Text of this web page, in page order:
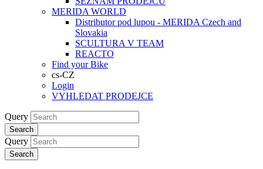
MERIDA WORLD
Distributor pod lupou - MERIDA Czech and
Slovakia
SCULTURA V TEAM
REACTO
Find your Bike
cs-CZ
Login
VYHLEDAT PRODEJCE
Query
Search
Query
Search